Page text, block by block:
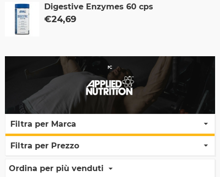
Digestive Enzymes 60 cps
€24,69
Filtra per Marca
Filtra per Prezzo
Ordina per più venduti